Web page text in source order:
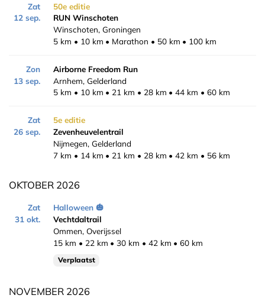
Zat
12 sep.
50e editie
RUN Winschoten
Winschoten, Groningen
5 km
10 km Marathon 50 km 100 km
Zon
13 sep.
Airborne Freedom Run
Arnhem, Gelderland
5 km
10 km 21 km 28 km 44 km 60 km
Zat
26 sep.
5e editie
Zevenheuvelentrail
Nijmegen, Gelderland
7 km
14 km 21 km 28 km 42 km 56 km
OKTOBER 2026
Zat
31 okt.
Halloween
Vechtdaltrail
Ommen, Overijssel
15 km
22 km 30 km 42 km 60 km
Verplaatst
NOVEMBER 2026